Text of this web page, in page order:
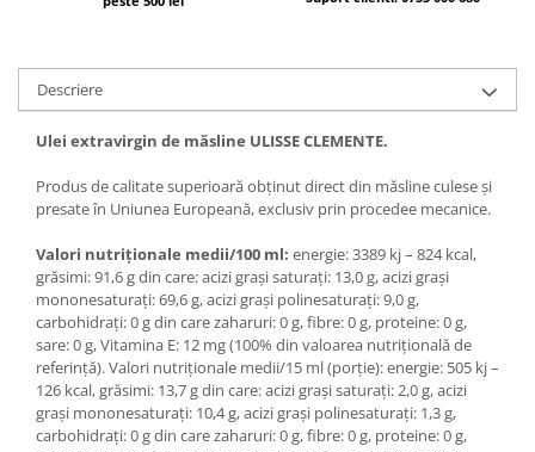
Vinuri italiene
Bauturi aperitive, alcoolice
Apa italiana
Ceai
Panettone cozonac italian,
Pandoro si Balocco
Produse fara gluten
Produse de panificatie
Produse de patiserie
Descriere
Ulei extravirgin de măsline ULISSE CLEMENTE.
Produs de calitate superioară obținut direct din măsline culese și
presate în Uniunea Europeană, exclusiv prin procedee mecanice.
Valori nutriționale medii/100 ml: energie: 3389 kj – 824 kcal,
grăsimi: 91,6 g din care: acizi grași saturați: 13,0 g, acizi grași
mononesaturați: 69,6 g, acizi grași polinesaturați: 9,0 g,
carbohidrați: 0 g din care zaharuri: 0 g, fibre: 0 g, proteine: 0 g,
sare: 0 g, Vitamina E: 12 mg (100% din valoarea nutrițională de
referință). Valori nutriționale medii/15 ml (porție): energie: 505 kj –
126 kcal, grăsimi: 13,7 g din care: acizi grași saturați: 2,0 g, acizi
grași mononesaturați: 10,4 g, acizi grași polinesaturați: 1,3 g,
carbohidrați: 0 g din care zaharuri: 0 g, fibre: 0 g, proteine: 0 g,